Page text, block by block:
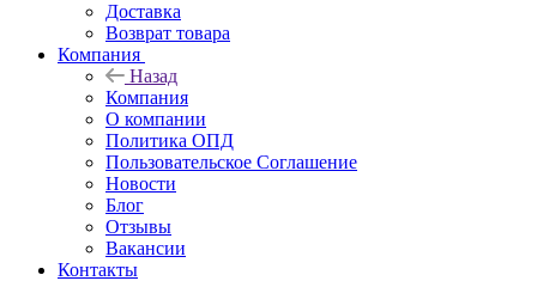
Доставка
Возврат товара
Компания
Назад
Компания
О компании
Политика ОПД
Пользовательское Соглашение
Новости
Блог
Отзывы
Вакансии
Контакты